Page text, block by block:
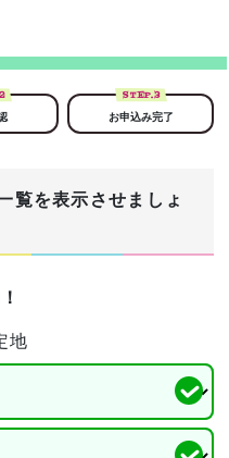
2 STEP.3
お申込み完了
覧を表示させましょ
地